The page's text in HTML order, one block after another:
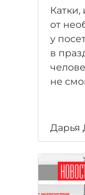
от
у
в
не
Дарья